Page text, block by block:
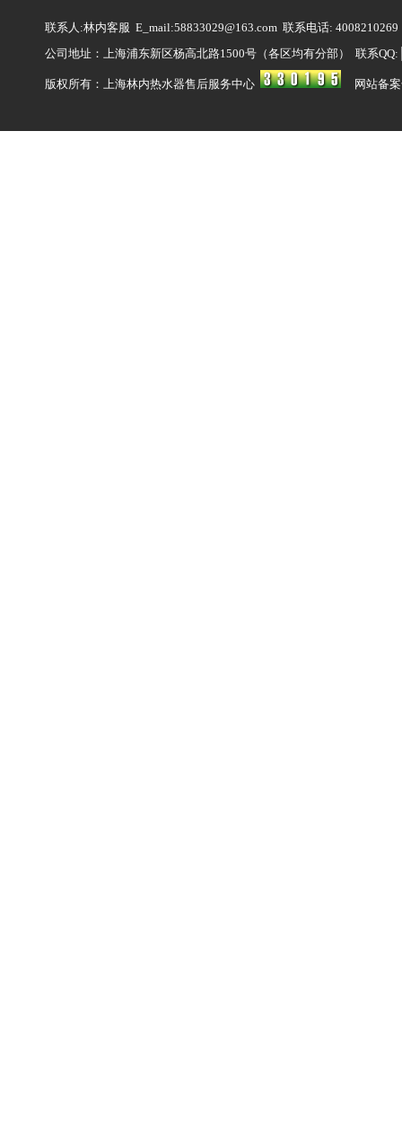
联系人:林内客服 E_mail:58833029@163.com 联系电话:
公司地址：上海浦东新区杨高北路1500号（各区均有分部） 联系QQ:
版权所有：上海林内热水器售后服务中心 网站备